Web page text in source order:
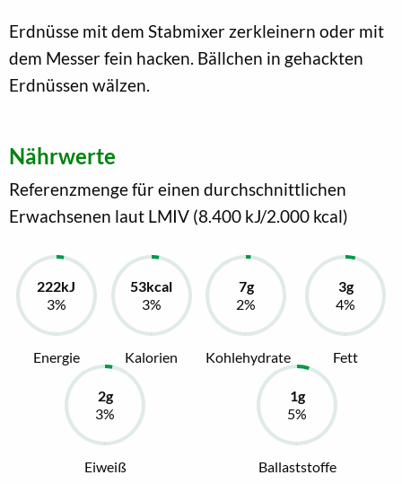
Erdnüsse mit dem Stabmixer zerkleinern oder mit
dem Messer fein hacken. Bällchen in gehackten
Erdnüssen wälzen.
Nährwerte
Referenzmenge für einen durchschnittlichen
Erwachsenen laut LMIV (8.400 kJ/2.000 kcal)
Energie Kalorien Kohlehydrate Fett
Eiweiß Ballaststoffe